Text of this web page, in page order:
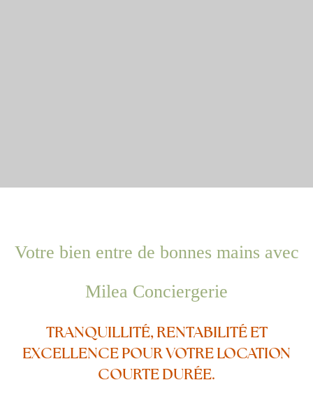
Votre bien entre de bonnes mains avec
Milea Conciergerie
TRANQUILLITÉ, RENTABILITÉ ET
EXCELLENCE POUR VOTRE LOCATION
COURTE DURÉE.